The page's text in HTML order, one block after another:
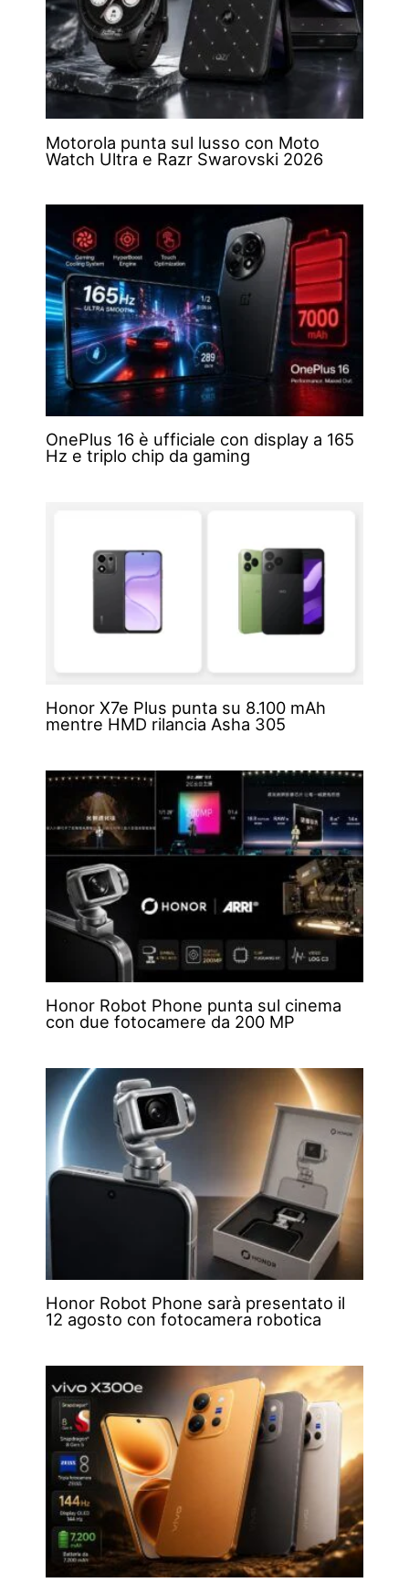
Motorola punta sul lusso con Moto
Watch Ultra e Razr Swarovski 2026
OnePlus 16 è ufficiale con display a 165
Hz e triplo chip da gaming
Honor X7e Plus punta su 8.100 mAh
mentre HMD rilancia Asha 305
Honor Robot Phone punta sul cinema
con due fotocamere da 200 MP
Honor Robot Phone sarà presentato il
12 agosto con fotocamera robotica